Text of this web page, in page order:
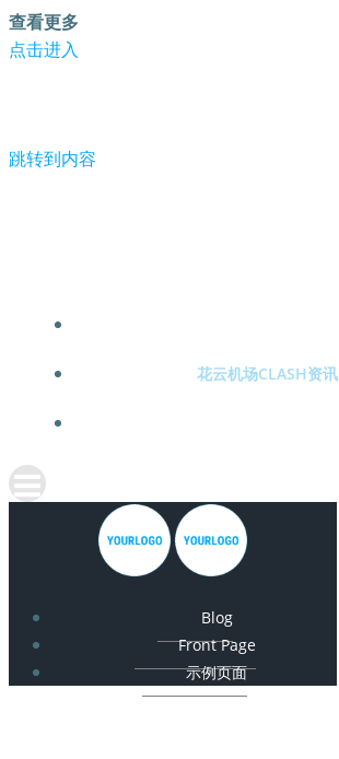
查看更多
点击进入
跳转到内容
花云机场CLASH资讯
Blog
Front Page
示例页面